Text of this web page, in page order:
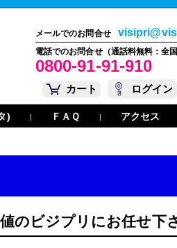
メールでのお問合せ
電話でのお問合せ（通話料無料：全国
0800-91-91-910
カート
ログイン
) | ＦＡＱ | アクセス
のビジプリにお任せ下